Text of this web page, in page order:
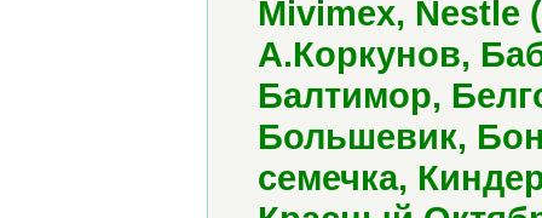
Mivimex, Nestle
А.Коркунов,
Балтимор,
Большевик,
семечка,